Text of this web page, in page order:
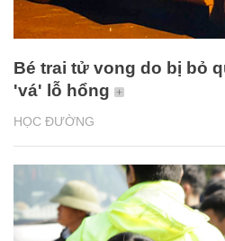
HỌC ĐƯỜNG
Bé trai tử vong do bị bỏ
'vá' lỗ hổng